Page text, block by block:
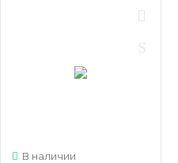
В наличии